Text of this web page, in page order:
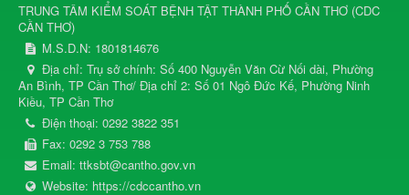
TRUNG TÂM KIỂM SOÁT BỆNH TẬT THÀNH PHỐ CẦN THƠ (CDC
CẦN THƠ)
M.S.D.N: 1801814676
Địa chỉ: Trụ sở chính: Số 400 Nguyễn Văn Cừ Nối dài, Phường
An Bình, TP Cần Thơ/ Địa chỉ 2: Số 01 Ngô Đức Kế, Phường Ninh
Kiều, TP Cần Thơ
Điện thoại: 0292 3822 351
Fax: 0292 3 753 788
Email: ttksbt@cantho.gov.vn
Website: https://cdccantho.vn